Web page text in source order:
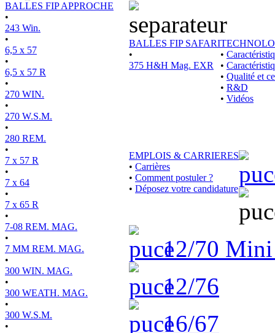
BALLES FIP APPROCHE
•
243 Win.
•
6,5 x 57
•
6,5 x 57 R
•
270 WIN.
•
270 W.S.M.
•
280 REM.
•
7 x 57 R
•
7 x 64
•
7 x 65 R
•
7-08 REM. MAG.
•
7 MM REM. MAG.
•
300 WIN. MAG.
•
300 WEATH. MAG.
•
300 W.S.M.
•
BALLES FIP SAFARI
•
375 H&H Mag. EXR
•
•
• Qualité et
• R&D
• Vidéos
EMPLOIS & CARRIERES
• Carrières
• Comment postuler ?
• Déposez votre candidature
12/70 Mini
12/76
16/67